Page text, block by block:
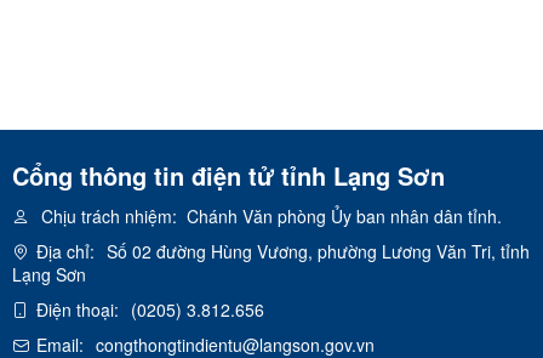
Cổng thông tin điện tử tỉnh Lạng Sơn
Chịu trách nhiệm: Chánh Văn phòng Ủy ban nhân dân tỉnh.
Địa chỉ: Số 02 đường Hùng Vương, phường Lương Văn Tri, tỉnh
Lạng Sơn
Điện thoại: (0205) 3.812.656
Email: congthongtindientu@langson.gov.vn